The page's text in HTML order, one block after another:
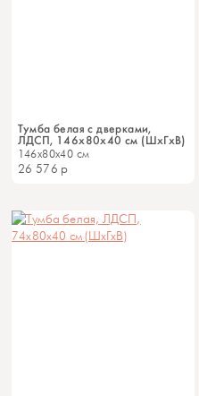
Тумба белая с дверками,
ЛДСП, 146х80х40 см (ШхГхВ)
146x80x40 см
26 576 р